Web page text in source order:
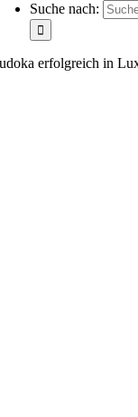
Suche nach:
erfolgreich in